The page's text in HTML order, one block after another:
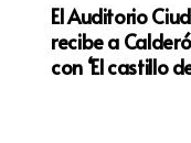
El Auditorio
recibe a
con ‘El castillo